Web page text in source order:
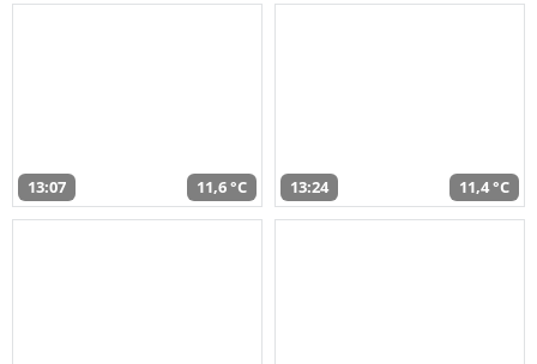
13:07 11,6 °C 13:24 11,4 °C